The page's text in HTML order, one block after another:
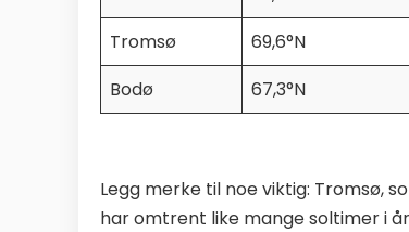
Tromsø
69,6°N
Bodø
67,3°N
Legg merke til noe viktig: Tromsø,
har omtrent like mange soltimer i